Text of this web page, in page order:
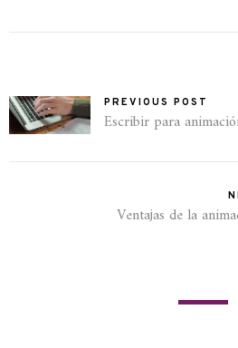
PREVIOUS POST
Escribir para
Ventajas de la